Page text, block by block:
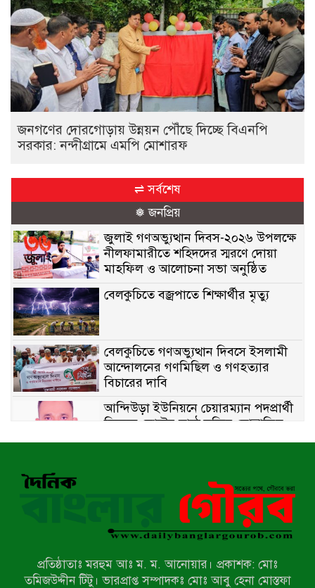
জনগণের দোরগোড়ায় উন্নয়ন পৌঁছে দিচ্ছে বিএনপি
সরকার: নন্দীগ্রামে এমপি মোশারফ
⇌ সর্বশেষ
❅ জনপ্রিয়
জুলাই গণঅভ্যুত্থান দিবস-২০২৬ উপলক্ষে
নীলফামারীতে শহিদদের স্মরণে দোয়া
মাহফিল ও আলোচনা সভা অনুষ্ঠিত
বেলকুচিতে বজ্রপাতে শিক্ষার্থীর মৃত্যু
বেলকুচিতে গণঅভ্যুত্থান দিবসে ইসলামী
আন্দোলনের গণমিছিল ও গণহত্যার
বিচারের দাবি
আন্দিউড়া ইউনিয়নে চেয়ারম্যান পদপ্রার্থী
হিসেবে ভোটের মাঠে সক্রিয় মোত্তাকিম
চৌধুরী
নওগাঁয় সন্ত্রাসী হামলায় বিএনপি নেতা
গুরুতর জখম
টেকনাফের পাহাড়ে র‍্যাবের অভিযান:
প্রতিষ্ঠাতাঃ মরহুম আঃ ম. ম. আনোয়ার। প্রকাশক: মোঃ
তমিজউদ্দীন টিটু। ভারপ্রাপ্ত সম্পাদকঃ মোঃ আবু হেনা মোস্তফা